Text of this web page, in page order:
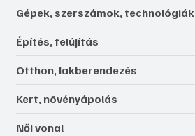
Gépek, szerszámok, technológiák
Építés, felújítás
Otthon, lakberendezés
Kert, növényápolás
Női vonal